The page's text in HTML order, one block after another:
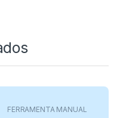
FERRAMENTA MANUAL